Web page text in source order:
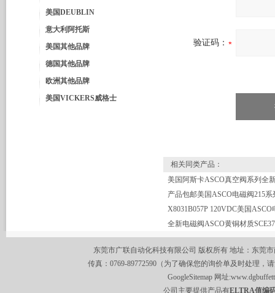
美国DEUBLIN
意大利阿托斯
美国其他品牌
德国其他品牌
欧洲其他品牌
美国VICKERS威格士
验证码：
相关同类产品：
产品包邮美国ASCO电磁阀215系
东莞市广联自动化科技有限公司 版权所有 地址：东莞
传真：0769-89772590（为了确保您的询价单及时处理，
GoogleSitemap 网址:
公司主要提供产品有ELTRA值编